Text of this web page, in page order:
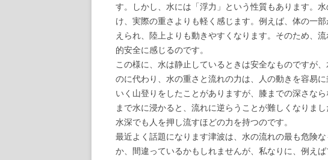
す。しかし、水には「浮力」という性質もあります。
け、実際の重さよりも軽く感じます。例えば、体の一
えられ、陸上よりも動きやすくなります。そのため、
的安全に感じるのです。
この様に、水は静止しているときは安全なものですが
のに代わり、水の重さと流れの力は、人の動きを容易
いく山登りをしたことがありますが、膝までの深さな
まで水に浸かると、流れに逆らうことが難しくなりま
水深でも人を押し流すほどの力を持つのです。
最近よく話題になります津波は、水の流れの最も危険
か、間違っているかもしれませんが、私なりに、例え